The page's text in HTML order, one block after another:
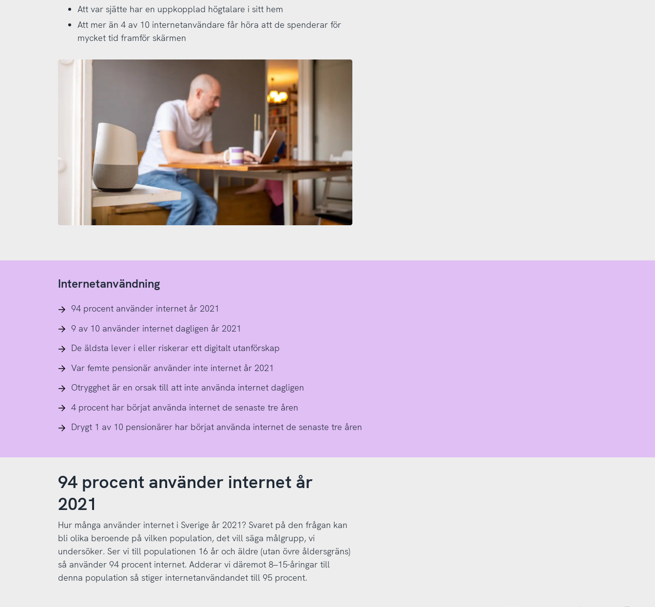
Att var sjätte har en uppkopplad högtalare i sitt hem
Att mer än 4 av 10 internetanvändare får höra att de spenderar för
mycket tid framför skärmen
Internetanvändning
94 procent använder internet år 2021
9 av 10 använder internet dagligen år 2021
De äldsta lever i eller riskerar ett digitalt utanförskap
Var femte pensionär använder inte internet år 2021
Otrygghet är en orsak till att inte använda internet dagligen
4 procent har börjat använda internet de senaste tre åren
Drygt 1 av 10 pensionärer har börjat använda internet de senaste tre åren
94 procent använder internet år
2021
Hur många använder internet i Sverige år 2021? Svaret på den frågan kan
bli olika beroende på vilken population, det vill säga målgrupp, vi
undersöker. Ser vi till populationen 16 år och äldre (utan övre åldersgräns)
så använder 94 procent internet. Adderar vi däremot 8–15-åringar till
denna population så stiger internetanvändandet till 95 procent.